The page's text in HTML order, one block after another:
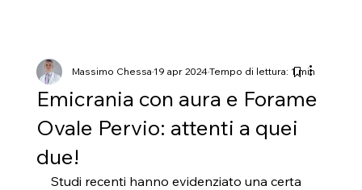
Emicrania con aura e Forame
Ovale Pervio: attenti a quei
due!
Massimo Chessa19 apr 2024Tempo di lettura: 1 min
Studi recenti hanno evidenziato una certa